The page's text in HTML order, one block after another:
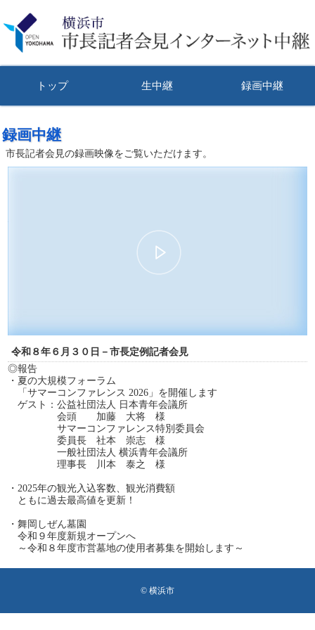
トップ 生中継 録画中継
録画中継
市長記者会見の録画映像をご覧いただけます。
令和８年６月３０日－市長定例記者会見
◎報告
・夏の大規模フォーラム
「サマーコンファレンス 2026」を開催します
ゲスト：公益社団法人 日本青年会議所
会頭 加藤 大将 様
サマーコンファレンス特別委員会
委員長 社本 崇志 様
一般社団法人 横浜青年会議所
理事長 川本 泰之 様
・2025年の観光入込客数、観光消費額
ともに過去最高値を更新！
・舞岡しぜん墓園
令和９年度新規オープンへ
～令和８年度市営墓地の使用者募集を開始します～
© 横浜市